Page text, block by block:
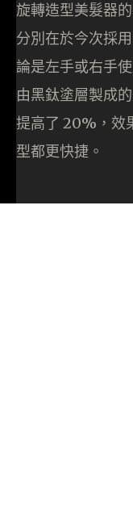
旋轉造型美髮器
分別在於今次採
論是左手或右手
由黑鈦塗層製成
提高了 20%，效
型都更快捷。